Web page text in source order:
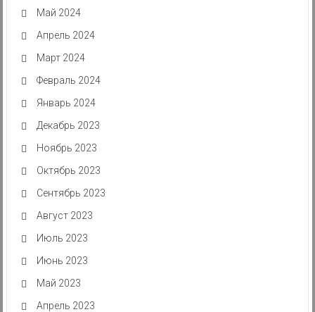
Май 2024
Апрель 2024
Март 2024
Февраль 2024
Январь 2024
Декабрь 2023
Ноябрь 2023
Октябрь 2023
Сентябрь 2023
Август 2023
Июль 2023
Июнь 2023
Май 2023
Апрель 2023